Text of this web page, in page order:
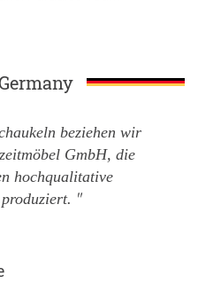
beziehen wir
GmbH, die
hochqualitative